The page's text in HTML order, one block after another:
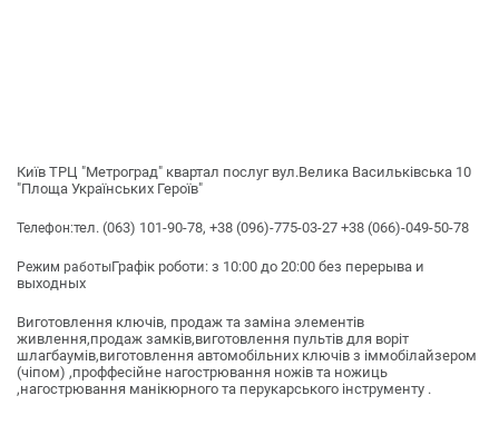
Київ ТРЦ "Метроград" квартал послуг вул.Велика Васильківська 10
"Площа Українських Героїв"
Телефон:тел. (063) 101-90-78, +38 (096)-775-03-27 +38 (066)-049-50-78
Режим работыГрафік роботи: з 10:00 до 20:00 без перерыва и
выходных
Виготовлення ключів, продаж та заміна элементів
живлення,продаж замків,виготовлення пультів для воріт
шлагбаумів,виготовлення автомобільних ключів з іммобілайзером
(чіпом) ,проффесійне нагострювання ножів та ножиць
,нагострювання манікюрного та перукарського інструменту .